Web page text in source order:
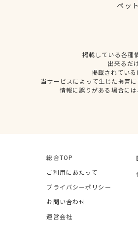
ペッ
掲載している各種
出来るだ
掲載されてい
当サービスによって生じた損害
情報に誤りがある場合に
総合TOP
ご利用にあたって
プライバシーポリシー
お問い合わせ
運営会社